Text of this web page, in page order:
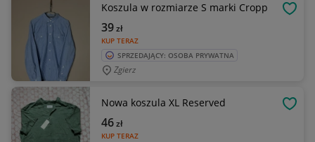
Koszula w rozmiarze S marki Cropp
KUP TERAZ
39zł
SPRZEDAJĄCY: OSOBA PRYWATNA
Zgierz
Nowa koszula XL Reserved
KUP TERAZ
46zł